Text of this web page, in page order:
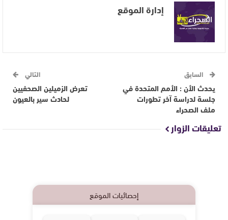
إدارة الموقع
السابق
يحدث الأن : الأمم المتحدة في
جلسة لدراسة آخر تطورات
ملف الصحراء
التالي
تعرض الزميلين الصحفيين
لحادث سير بالعيون
تعليقات الزوار
إحصائيات الموقع